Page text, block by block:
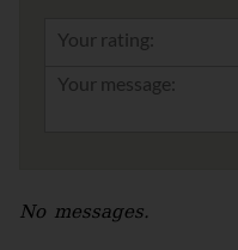
Your rating:
No messages.